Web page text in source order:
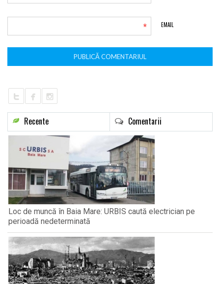
EMAIL
*
Recente Comentarii
Loc de muncă în Baia Mare: URBIS caută electrician pe
perioadă nedeterminată